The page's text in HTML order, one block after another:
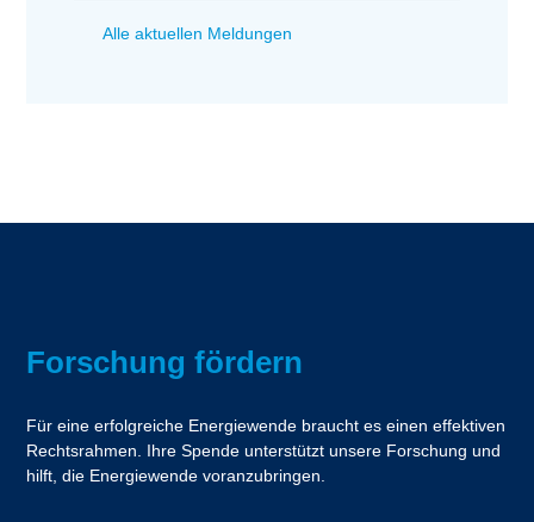
Alle aktuellen Meldungen
Forschung fördern
Für eine erfolgreiche Energiewende braucht es einen effektiven
Rechtsrahmen. Ihre Spende unterstützt unsere Forschung und
hilft, die Energiewende voranzubringen.